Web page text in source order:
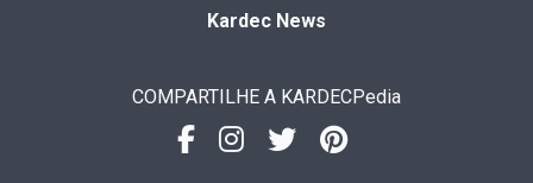
Kardec News
COMPARTILHE A KARDECPedia